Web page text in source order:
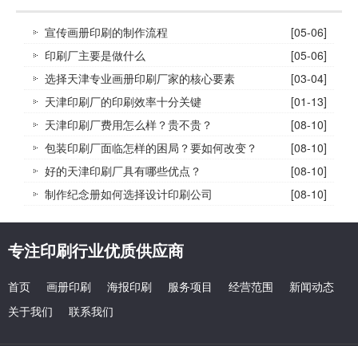
宣传画册印刷的制作流程
[05-06]
印刷厂主要是做什么
[05-06]
选择天津专业画册印刷厂家的核心要素
[03-04]
天津印刷厂的印刷效率十分关键
[01-13]
天津印刷厂费用怎么样？贵不贵？
[08-10]
包装印刷厂面临怎样的困局？要如何改变？
[08-10]
好的天津印刷厂具有哪些优点？
[08-10]
制作纪念册如何选择设计印刷公司
[08-10]
专注印刷行业优质供应商
首页 画册印刷 海报印刷 服务项目 经营范围
新闻动态
关于我们
联系我们